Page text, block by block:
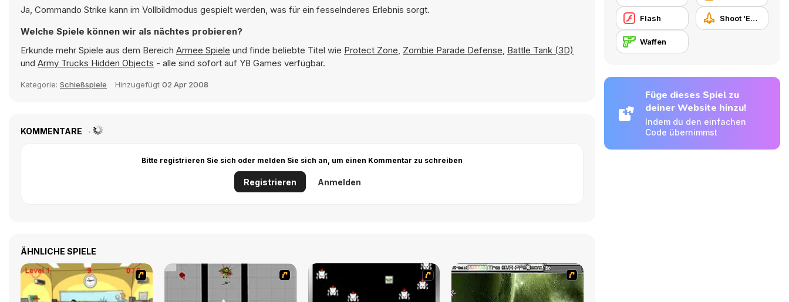
Ja, Commando Strike kann im Vollbildmodus gespielt werden, was für ein fesselnderes Erlebnis sorgt.
Welche Spiele können wir als nächtes probieren?
Erkunde mehr Spiele aus dem Bereich Armee Spiele und finde beliebte Titel wie Protect Zone, Zombie Parade Defense, Battle Tank (3D)
und Army Trucks Hidden Objects - alle sind sofort auf Y8 Games verfügbar.
Kategorie: Schießspiele Hinzugefügt 02 Apr 2008
KOMMENTARE
Bitte registrieren Sie sich oder melden Sie sich an, um einen Kommentar zu schreiben
Registrieren Anmelden
ÄHNLICHE SPIELE
Flash Shoot 'Em Up
Waffen
Füge dieses Spiel zu
deiner Website hinzu!
Indem du den einfachen
Code übernimmst